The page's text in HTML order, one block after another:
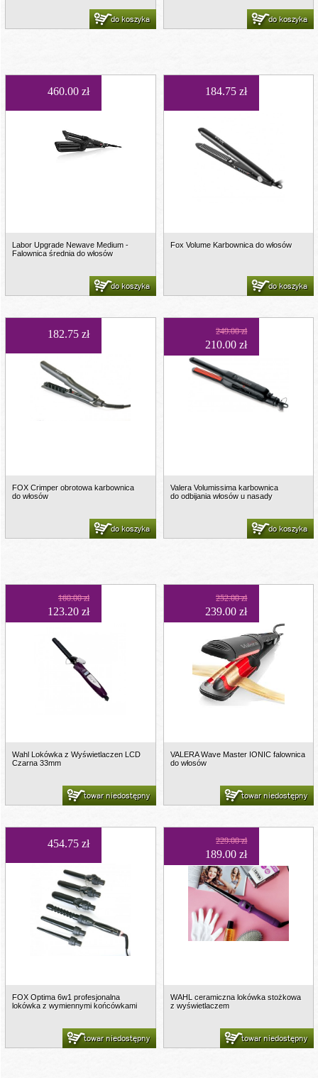
do koszyka do koszyka
460.00 zł
Labor Upgrade Newave Medium -
Falownica średnia do włosów
do koszyka
184.75 zł
Fox Volume Karbownica do włosów
do koszyka
182.75 zł
FOX Crimper obrotowa karbownica
do włosów
do koszyka
249.00 zł
210.00 zł
Valera Volumissima karbownica
do odbijania włosów u nasady
do koszyka
160.00 zł
123.20 zł
Wahl Lokówka z Wyświetlaczen LCD
Czarna 33mm
towar niedostępny
252.00 zł
239.00 zł
VALERA Wave Master IONIC falownica
do włosów
towar niedostępny
454.75 zł
FOX Optima 6w1 profesjonalna
lokówka z wymiennymi końcówkami
towar niedostępny
229.00 zł
189.00 zł
WAHL ceramiczna lokówka stożkowa
z wyświetlaczem
towar niedostępny